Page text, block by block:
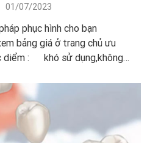
01/07/2023
pháp phục hình cho bạn
bảng giá ở trang chủ ưu
: khó sử dụng,không